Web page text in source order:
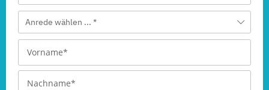
Anrede wählen ... *